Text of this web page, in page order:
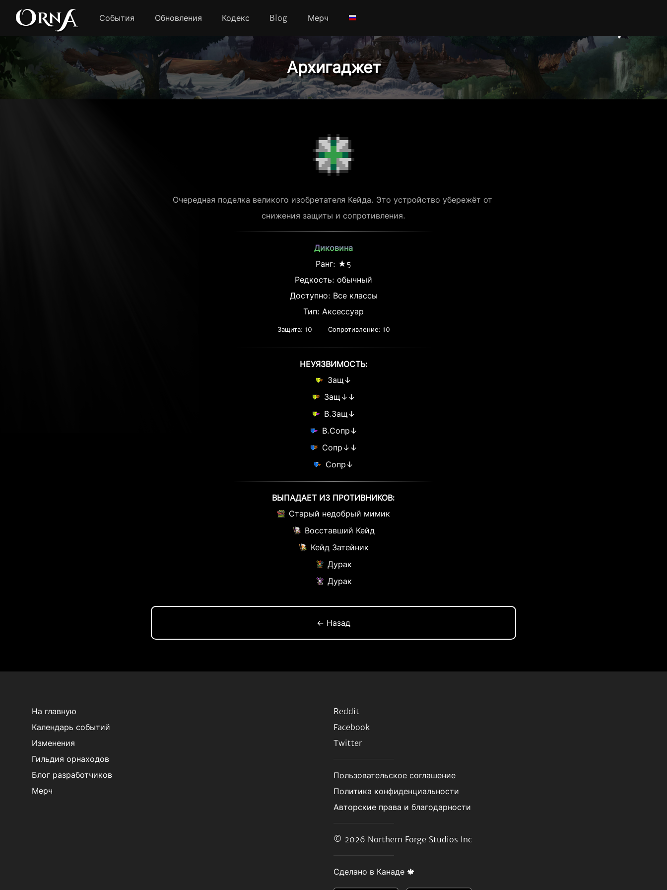
События Обновления Кодекс Blog Мерч
Архигаджет
Очередная поделка великого изобретателя Кейда. Это устройство убережёт от
снижения защиты и сопротивления.
Диковина
Ранг: ★5
Редкость: обычный
Доступно: Все классы
Тип: Аксессуар
Защита: 10 Сопротивление: 10
НЕУЯЗВИМОСТЬ:
Защ↓
Защ↓↓
В.Защ↓
В.Сопр↓
Сопр↓↓
Сопр↓
ВЫПАДАЕТ ИЗ ПРОТИВНИКОВ:
Старый недобрый мимик
Восставший Кейд
Кейд Затейник
Дурак
Дурак
← Назад
На главную
Календарь событий
Изменения
Гильдия орнаходов
Блог разработчиков
Мерч
Reddit
Facebook
Twitter
Пользовательское соглашение
Политика конфиденциальности
Авторские права и благодарности
© 2026 Northern Forge Studios Inc
Сделано в Канаде 🍁